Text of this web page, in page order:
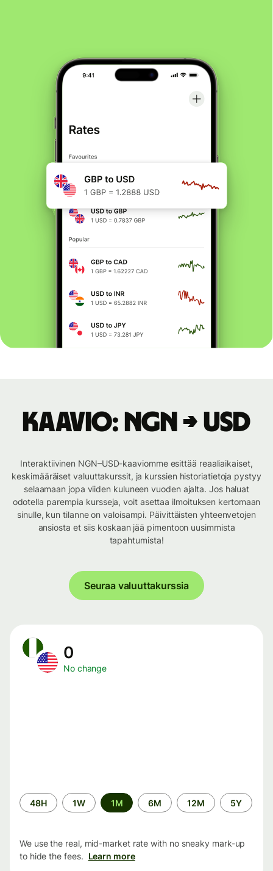
Kaavio: NGN → USD
Interaktiivinen NGN–USD-kaaviomme esittää reaaliaikaiset,
keskimääräiset valuuttakurssit, ja kurssien historiatietoja pystyy
selaamaan jopa viiden kuluneen vuoden ajalta. Jos haluat
odotella parempia kursseja, voit asettaa ilmoituksen kertomaan
sinulle, kun tilanne on valoisampi. Päivittäisten yhteenvetojen
ansiosta et siis koskaan jää pimentoon uusimmista
tapahtumista!
Seuraa valuuttakurssia
0
No change
Time
period
48H 1W 1M 6M 12M 5Y
We use the real, mid-market rate with no sneaky mark-up
to hide the fees. Learn more